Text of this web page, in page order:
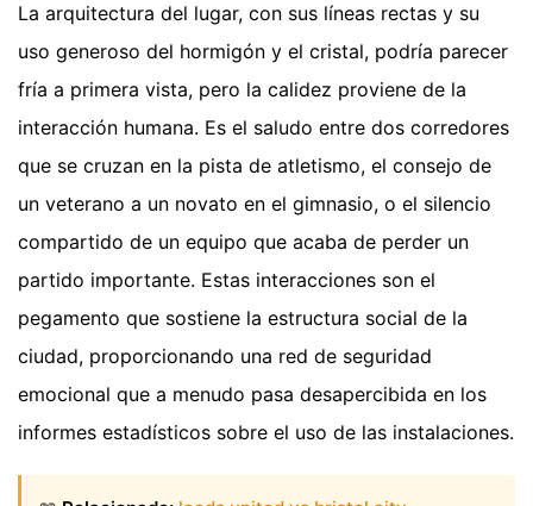
La arquitectura del lugar, con sus líneas rectas y su
uso generoso del hormigón y el cristal, podría parecer
fría a primera vista, pero la calidez proviene de la
interacción humana. Es el saludo entre dos corredores
que se cruzan en la pista de atletismo, el consejo de
un veterano a un novato en el gimnasio, o el silencio
compartido de un equipo que acaba de perder un
partido importante. Estas interacciones son el
pegamento que sostiene la estructura social de la
ciudad, proporcionando una red de seguridad
emocional que a menudo pasa desapercibida en los
informes estadísticos sobre el uso de las instalaciones.